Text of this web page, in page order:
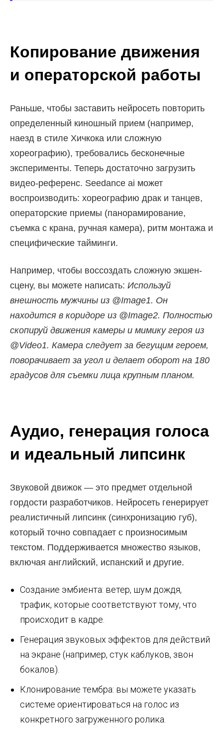
Копирование движения
и операторской работы
Раньше, чтобы заставить нейросеть повторить
определенный киношный прием (например,
наезд в стиле Хичкока или сложную
хореографию), требовались бесконечные
эксперименты. Теперь достаточно загрузить
видео-референс. Seedance ai может
воспроизводить: хореографию драк и танцев,
операторские приемы (панорамирование,
съемка с крана, ручная камера), ритм монтажа и
специфические тайминги.
Например, чтобы воссоздать сложную экшен-
сцену, вы можете написать: Используй
внешность мужчины из @Image1. Он
находится в коридоре из @Image2. Полностью
скопируй движения камеры и мимику героя из
@Video1. Камера следует за бегущим героем,
поворачивает за угол и делает оборот на 180
градусов для съемки лица крупным планом.
Аудио, генерация голоса
и идеальный липсинк
Звуковой движок — это предмет отдельной
гордости разработчиков. Нейросеть генерирует
реалистичный липсинк (синхронизацию губ),
который точно совпадает с произносимым
текстом. Поддерживается множество языков,
включая английский, испанский и другие.
Создание эмбиента: ветер, шум дождя,
трафик, которые соответствуют тому, что
происходит в кадре.
Генерация звуковых эффектов для действий
на экране (например, стук каблуков, звон
бокалов).
Клонирование тембра: вы можете указать
системе ориентироваться на голос из
конкретного загруженного ролика.